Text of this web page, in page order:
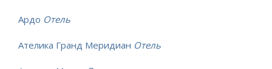
Ардо Отель
Ателика Гранд Меридиан Отель